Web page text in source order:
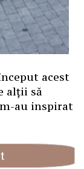
acest
alții să
au inspirat